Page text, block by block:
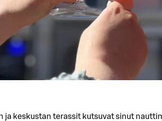
ja keskustan terassit kutsuvat sinut